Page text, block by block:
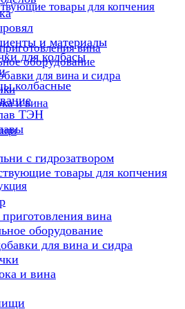
товары для копчения
вина
оборудование
для вина и сидра
и вина
и материалы
для колбасы
колбасные
ТЭН
с гидрозатвором
товары для копчения
вина
оборудование
для вина и сидра
и вина